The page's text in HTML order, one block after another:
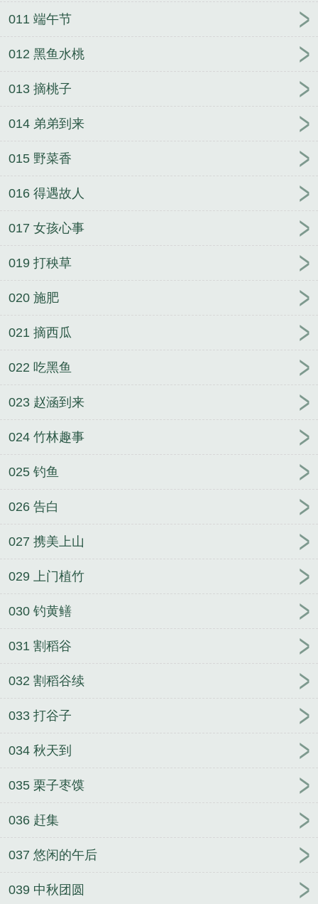
011 端午节
012 黑鱼水桃
013 摘桃子
014 弟弟到来
015 野菜香
016 得遇故人
017 女孩心事
019 打秧草
020 施肥
021 摘西瓜
022 吃黑鱼
023 赵涵到来
024 竹林趣事
025 钓鱼
026 告白
027 携美上山
029 上门植竹
030 钓黄鳝
031 割稻谷
032 割稻谷续
033 打谷子
034 秋天到
035 栗子枣馍
036 赶集
037 悠闲的午后
039 中秋团圆